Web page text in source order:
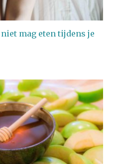
mag eten tijdens je